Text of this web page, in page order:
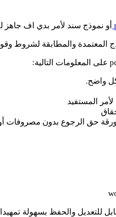
أو نموذج سند لأمر بدي اف جاهز
واضح.
لأمر المستفيد
حق الرجوع بدون مصروفات